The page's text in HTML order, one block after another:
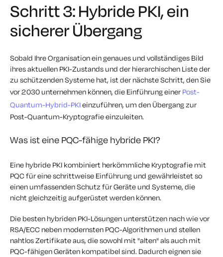
Schritt 3: Hybride PKI, ein
sicherer Übergang
Sobald Ihre Organisation ein genaues und vollständiges Bild
ihres aktuellen PKI-Zustands und der hierarchischen Liste der
zu schützenden Systeme hat, ist der nächste Schritt, den Sie
vor 2030 unternehmen können, die Einführung einer Post-
Quantum-Hybrid-PKIeinzuführen, um den Übergang zur
Post-Quantum-Kryptografie einzuleiten.
Was ist eine PQC-fähige hybride PKI?
Eine hybride PKI kombiniert herkömmliche Kryptografie mit
PQC für eine schrittweise Einführung und gewährleistet so
einen umfassenden Schutz für Geräte und Systeme, die
nicht gleichzeitig aufgerüstet werden können.
Die besten hybriden PKI-Lösungen unterstützen nach wie vor
RSA/ECC neben modernsten PQC-Algorithmen und stellen
nahtlos Zertifikate aus, die sowohl mit "alten" als auch mit
PQC-fähigen Geräten kompatibel sind. Dadurch eignen sie